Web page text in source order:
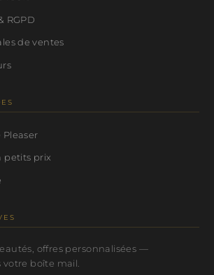
RGPD
de ventes
Pleaser
petits prix
offres personnalisées —
boîte mail.